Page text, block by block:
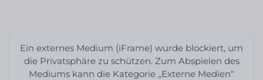
Ein externes Medium (iFrame) wurde blockiert, um
die Privatsphäre zu schützen. Zum Abspielen des
Mediums kann die Kategorie „Externe Medien“